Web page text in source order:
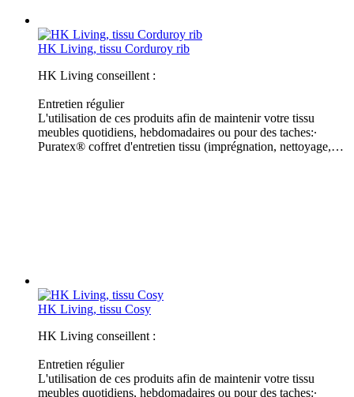
HK Living, tissu Corduroy rib
HK Living conseillent :
Entretien régulier
L'utilisation de ces produits afin de maintenir votre tissu
meubles quotidiens, hebdomadaires ou pour des taches:∙
Puratex® coffret d'entretien tissu (imprégnation, nettoyage,…
HK Living, tissu Cosy
HK Living conseillent :
Entretien régulier
L'utilisation de ces produits afin de maintenir votre tissu
meubles quotidiens, hebdomadaires ou pour des taches:∙